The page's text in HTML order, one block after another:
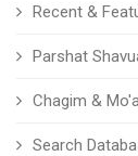
Recent &
Parshat
Chagim &
Search